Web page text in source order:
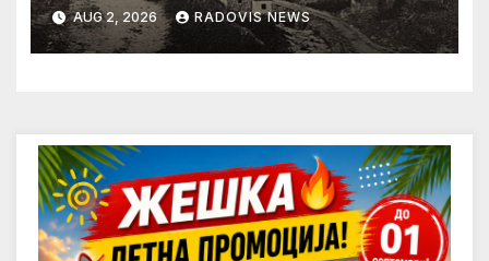
AUG 2, 2026 RADOVIS NEWS